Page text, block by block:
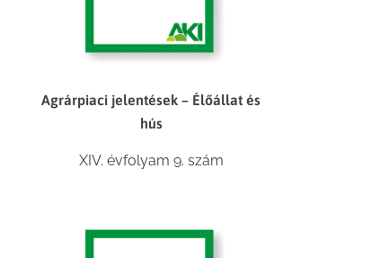
Agrárpiaci jelentések – Élőállat és
hús
XIV. évfolyam 9. szám